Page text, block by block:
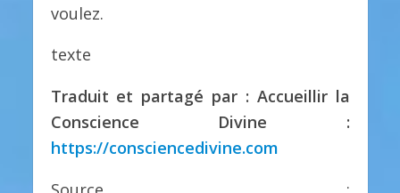
voulez.
texte
Traduit et partagé par : Accueillir la
Conscience Divine :
https://consciencedivine.com